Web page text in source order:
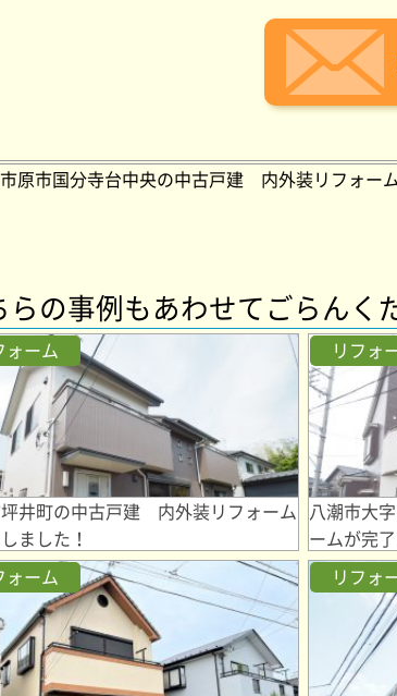
市原市国分寺台中央の中古戸建 内外装リフォー
らの事例もあわせてごらんく
ォーム
井町の中古戸建 内外装リフォーム
ました！
リフォ
八潮市大
ームが完
ォーム
リフォ